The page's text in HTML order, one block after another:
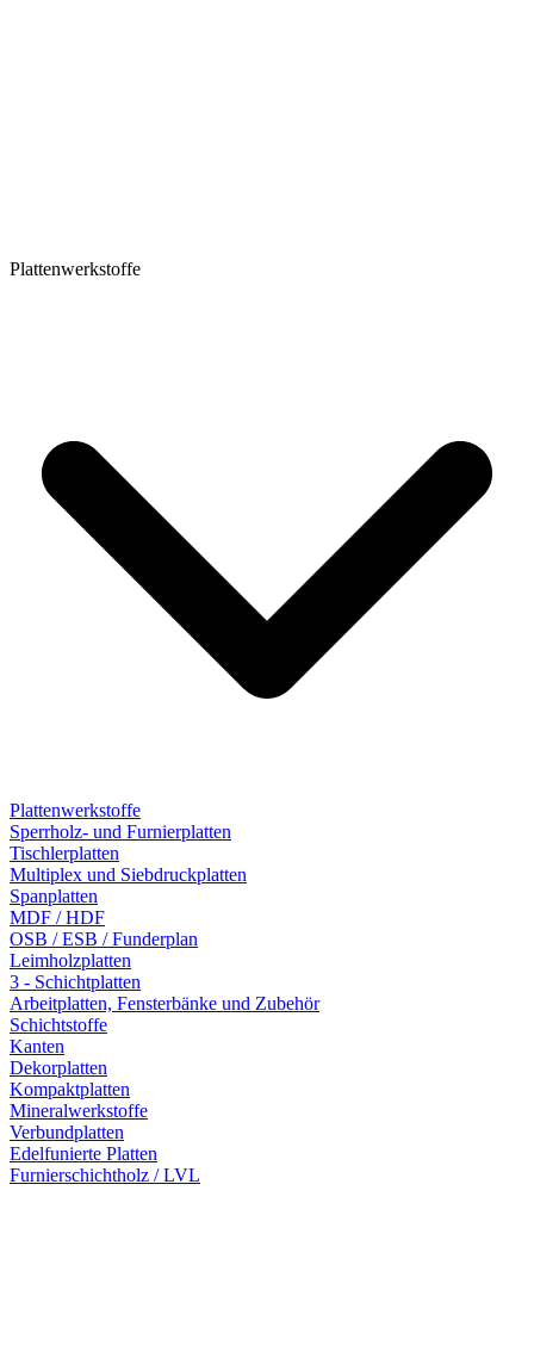
Plattenwerkstoffe
Plattenwerkstoffe
Sperrholz- und Furnierplatten
Tischlerplatten
Multiplex und Siebdruckplatten
Spanplatten
MDF / HDF
OSB / ESB / Funderplan
Leimholzplatten
3 - Schichtplatten
Arbeitplatten, Fensterbänke und Zubehör
Schichtstoffe
Kanten
Dekorplatten
Kompaktplatten
Mineralwerkstoffe
Verbundplatten
Edelfunierte Platten
Furnierschichtholz / LVL